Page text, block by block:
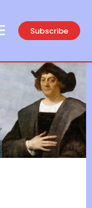
Subscribe